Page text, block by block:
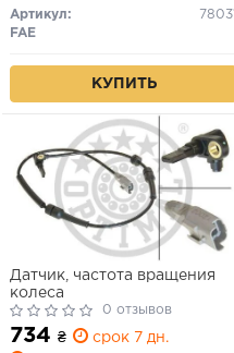
Артикул:
78031
FAE
КУПИТЬ
Датчик, частота вращения
колеса
0 отзывов
734 ₴
срок 7 дн.